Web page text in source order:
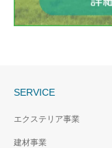
SERVICE
エクステリア事業
建材事業